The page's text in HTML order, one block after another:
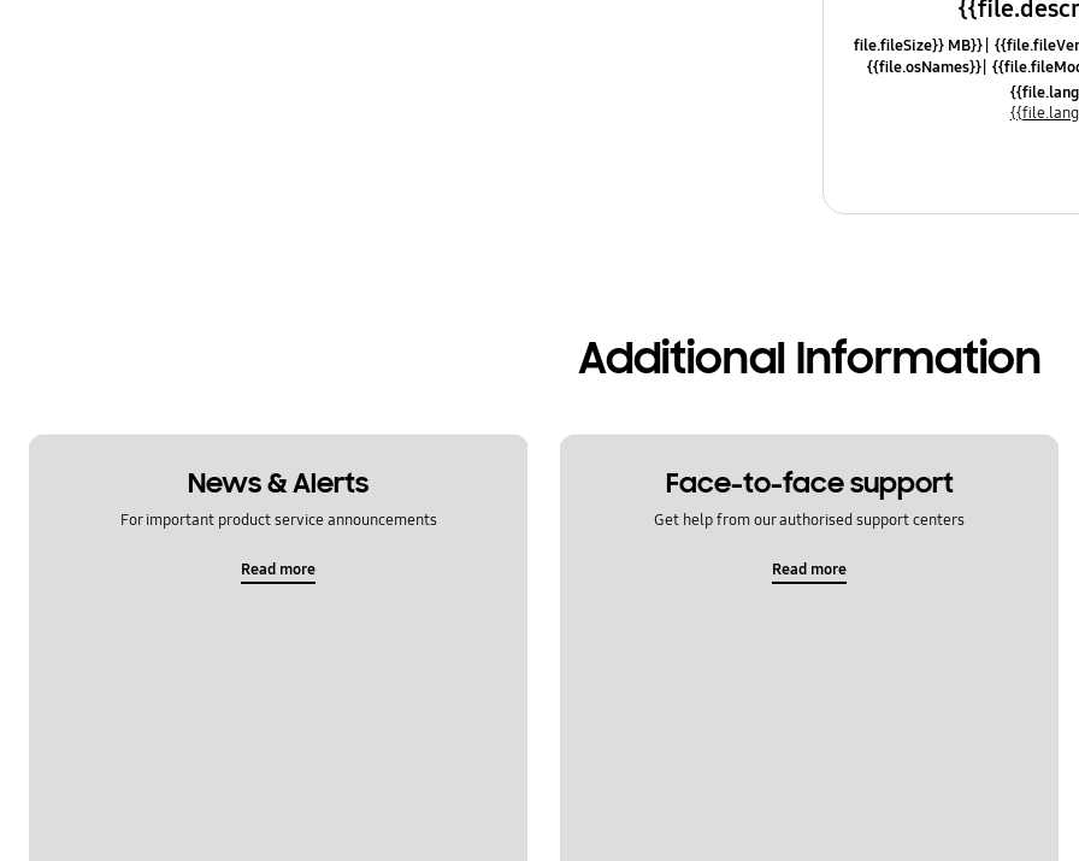
{{file.fileSize}} MB
{{file.osNames}}
Additional Information
Face-to-face support
Get help from our authorised support centers
Read more
News & Alerts
For important product service announcements
Read more